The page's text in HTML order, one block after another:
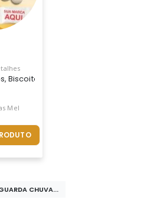
Chocolate. Sabor: Chocolate.
Biscoitos E Chocolates
Mel
CHUVA...